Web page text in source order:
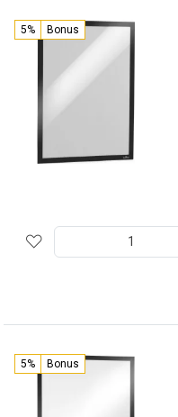
5% Bonus
5% Bonus